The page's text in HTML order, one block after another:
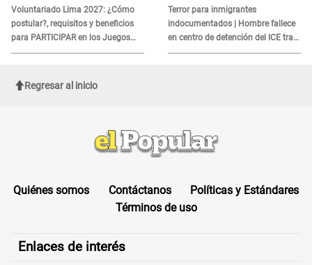
Voluntariado Lima 2027: ¿Cómo
postular?, requisitos y beneficios
para PARTICIPAR en los Juegos
Panamericanos
es?
Terror para inmigrantes
indocumentados | Hombre fallece
en centro de detención del ICE tras
sufrir una "emergencia médica"
Regresar al inicio
Quiénes somos Contáctanos
Políticas y Estándares
Términos de uso
Enlaces de interés